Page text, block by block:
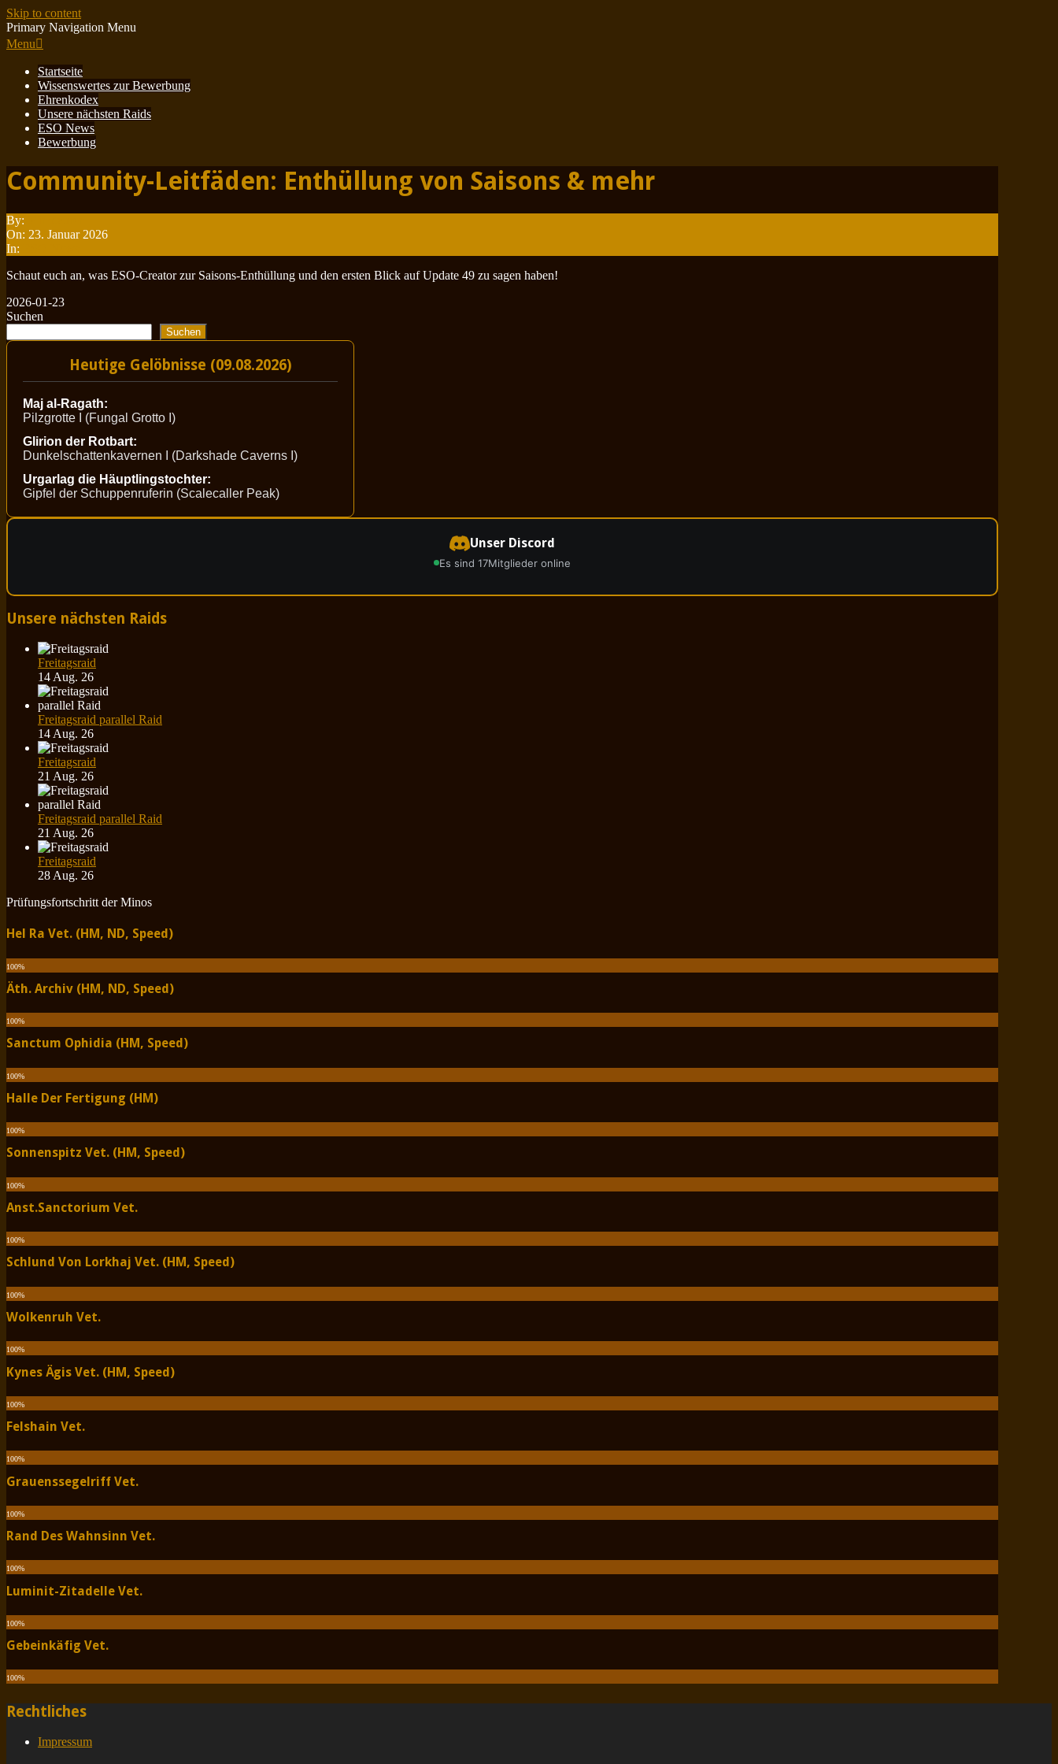
Skip to content
Primary Navigation Menu
Menu
Startseite
Wissenswertes zur Bewerbung
Ehrenkodex
Unsere nächsten Raids
ESO News
Bewerbung
Community-Leitfäden: Enthüllung von Saisons & mehr
By:
On: 23. Januar 2026
In:
Schaut euch an, was ESO-Creator zur Saisons-Enthüllung und den ersten Blick auf Update 49 zu sagen haben!
2026-01-23
Suchen
Suchen
Heutige Gelöbnisse (09.08.2026)
Maj al-Ragath:
Pilzgrotte I (Fungal Grotto I)
Glirion der Rotbart:
Dunkelschattenkavernen I (Darkshade Caverns I)
Urgarlag die Häuptlingstochter:
Gipfel der Schuppenruferin (Scalecaller Peak)
Unser Discord
Es sind 17Mitglieder online
Unsere nächsten Raids
Freitagsraid
14 Aug. 26
Freitagsraid parallel Raid
14 Aug. 26
Freitagsraid
21 Aug. 26
Freitagsraid parallel Raid
21 Aug. 26
Freitagsraid
28 Aug. 26
Prüfungsfortschritt der Minos
Hel Ra Vet. (HM, ND, Speed)
100%
Äth. Archiv (HM, ND, Speed)
100%
Sanctum Ophidia (HM, Speed)
100%
Halle Der Fertigung (HM)
100%
Sonnenspitz Vet. (HM, Speed)
100%
Anst.Sanctorium Vet.
100%
Schlund Von Lorkhaj Vet. (HM, Speed)
100%
Wolkenruh Vet.
100%
Kynes Ägis Vet. (HM, Speed)
100%
Felshain Vet.
100%
Grauenssegelriff Vet.
100%
Rand Des Wahnsinn Vet.
100%
Luminit-Zitadelle Vet.
100%
Gebeinkäfig Vet.
100%
Rechtliches
Impressum